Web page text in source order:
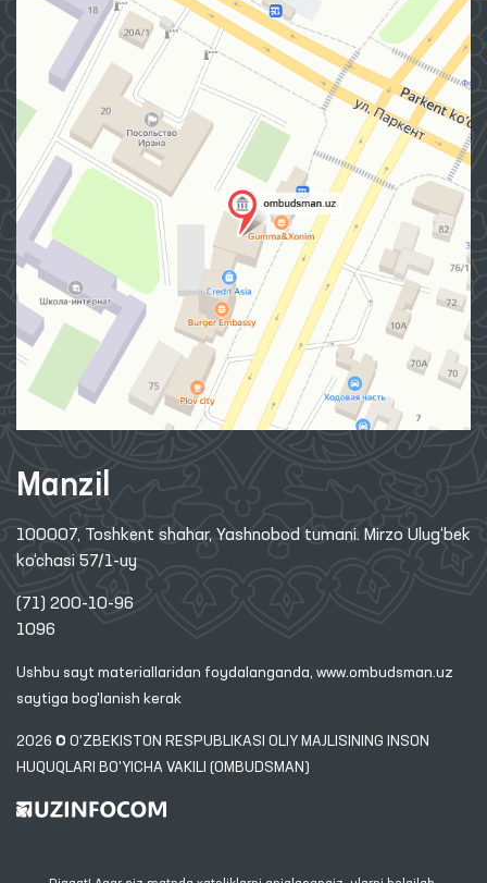
Manzil
100007, Toshkent shahar, Yashnobod tumani. Mirzo Ulug‘bek
ko‘chasi 57/1-uy
(71) 200-10-96
1096
Ushbu sayt materiallaridan foydalanganda, www.ombudsman.uz
saytiga bog'lanish kerak
2026 © O'ZBEKISTON RESPUBLIKASI OLIY MAJLISINING INSON
HUQUQLARI BO'YICHA VAKILI (OMBUDSMAN)